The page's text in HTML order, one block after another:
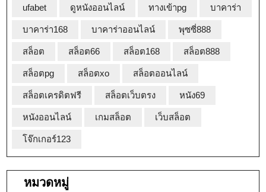
ufabet ดูหนังออนไลน์ ทางเข้าpg บาคาร่า
บาคาร่า168 บาคาร่าออนไลน์ พุซซี่888
สล็อต สล็อต66 สล็อต168 สล็อต888
สล็อตpg สล็อตxo สล็อตออนไลน์
สล็อตเครดิตฟรี สล็อตเว็บตรง หนัง69
หนังออนไลน์ เกมสล็อต เว็บสล็อต
โจ๊กเกอร์123
หมวดหมู่